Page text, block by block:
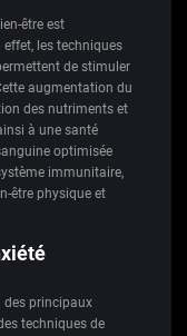
être est
les techniques
de stimuler
augmentation du
des nutriments et
à une santé
optimisée
immunitaire,
être physique et
des principaux
techniques de